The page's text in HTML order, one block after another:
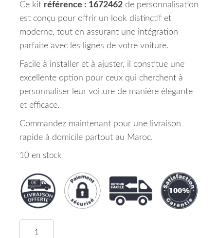
Ce kit référence : 1672462 de personnalisation
est conçu pour offrir un look distinctif et
moderne, tout en assurant une intégration
parfaite avec les lignes de votre voiture.
Facile à installer et à ajuster, il constitue une
excellente option pour ceux qui cherchent à
personnaliser leur voiture de manière élégante
et efficace.
Commandez maintenant pour une livraison
rapide à domicile partout au Maroc.
10 en stock